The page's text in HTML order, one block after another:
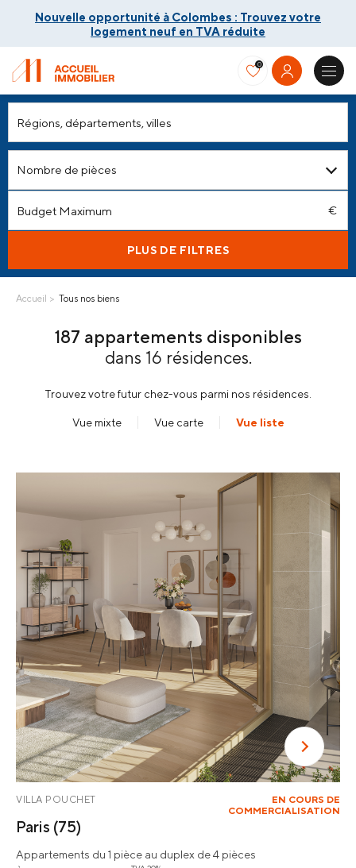
Nouvelle opportunité à Colombes : Trouvez votre
logement neuf en TVA réduite
logement neuf en TVA réduite
0
Accueil Tous nos biens
187 appartements disponibles
dans 16 résidences.
Trouvez votre futur chez-vous parmi nos résidences.
Vue mixte Vue carte Vue liste
Nombre de pièces
PLUS DE FILTRES
EN COURS DE
COMMERCIALISATION
VILLA POUCHET
Paris (75)
Appartements du 1 pièce au duplex de 4 pièces